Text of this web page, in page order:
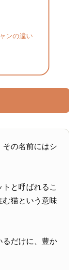
ンの違い
その名前にはシ
と呼ばれるこ
む猫という意味
るだけに、豊か